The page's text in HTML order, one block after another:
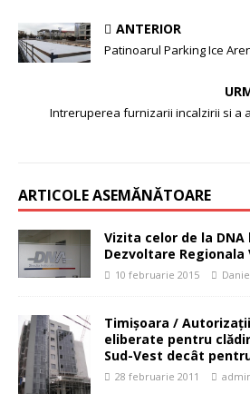
ANTERIOR
Patinoarul Parking Ice
Intreruperea furnizarii incalzirii si a
ARTICOLE ASEMĂNĂTOARE
Vizita celor de la
Dezvoltare Regionala
10 februarie 2015
Timișoara /
eliberate pentru
Sud-Vest decât
28 februarie 2011